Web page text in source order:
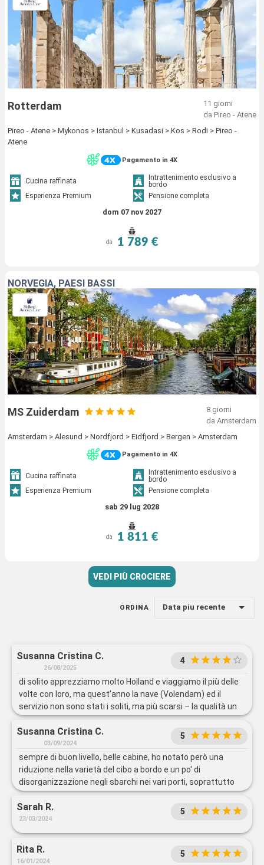
Rotterdam
11 giorni
da Pireo - Atene
Pireo - Atene > Mykonos > Istanbul > Kusadasi > Kos > Rodi > Pireo -
Atene
Pagamento in 4X
Cucina raffinata
Intrattenimento esclusivo a
bordo
Esperienza Premium
Pensione completa
dom 07 nov 2027
da 1 789 €
NORVEGIA, PAESI BASSI
MS Zuiderdam
8 giorni
da Amsterdam
Amsterdam > Alesund > Nordfjord > Eidfjord > Bergen > Amsterdam
Pagamento in 4X
Cucina raffinata
Intrattenimento esclusivo a
bordo
Esperienza Premium
Pensione completa
sab 29 lug 2028
da 1 811 €
VEDI PIÙ CROCIERE
ORDINA Data piu recente
Susanna Cristina C.
26/08/2025
4
di solito apprezziamo molto Holland e viaggiamo il più delle
volte con loro, ma quest'anno la nave (Volendam) ed il
servizio non sono stati i soliti, ma più scarsi – la qualità un
po' scesa
Susanna Cristina C.
03/09/2024
5
sempre di buon livello, belle cabine, ho notato però una
riduzione nella varietà del cibo a bordo e un po' di
disorganizzazione negli sbarchi nei vari porti, soprattutto
col tender e con i controlli doganali
Sarah R.
23/03/2024
5
Rita R.
16/01/2024
5